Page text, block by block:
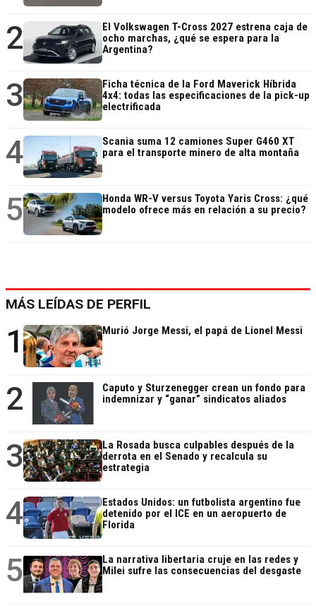
2
El Volkswagen T-Cross 2027 estrena caja de
ocho marchas, ¿qué se espera para la
Argentina?
3
Ficha técnica de la Ford Maverick Híbrida
4x4: todas las especificaciones de la pick-up
electrificada
4
Scania suma 12 camiones Super G460 XT
para el transporte minero de alta montaña
5
Honda WR-V versus Toyota Yaris Cross: ¿qué
modelo ofrece más en relación a su precio?
MÁS LEÍDAS DE PERFIL
1 Murió Jorge Messi, el papá de Lionel Messi
2
Caputo y Sturzenegger crean un fondo para
indemnizar y “ganar” sindicatos aliados
3
La Rosada busca culpables después de la
derrota en el Senado y recalcula su
estrategia
4
Estados Unidos: un futbolista argentino fue
detenido por el ICE en un aeropuerto de
Florida
5
La narrativa libertaria cruje en las redes y
Milei sufre las consecuencias del desgaste